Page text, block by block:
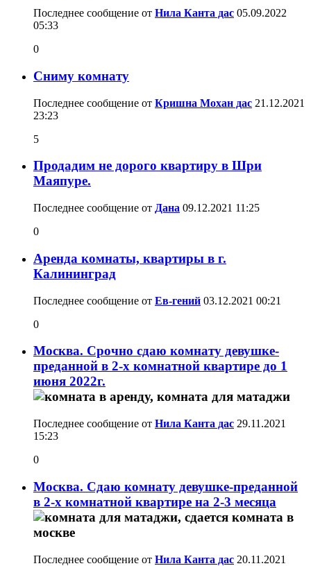
Последнее сообщение от Нила Канта дас 05.09.2022
05:33
0
Сниму комнату
Последнее сообщение от Кришна Мохан дас 21.12.2021
23:23
5
Продадим не дорого квартиру в Шри
Маяпуре.
Последнее сообщение от Дана 09.12.2021 11:25
0
Аренда комнаты, квартиры в г.
Калининград
Последнее сообщение от Ев-гений 03.12.2021 00:21
0
Москва. Срочно сдаю комнату девушке-
преданной в 2-х комнатной квартире до 1
июня 2022г.
Последнее сообщение от Нила Канта дас 29.11.2021
15:23
0
Москва. Сдаю комнату девушке-преданной
в 2-х комнатной квартире на 2-3 месяца
Последнее сообщение от Нила Канта дас 20.11.2021